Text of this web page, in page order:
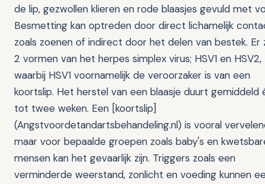
de lip, gezwollen klieren en rode blaasjes gevuld met
Besmetting kan optreden door direct lichamelijk
zoals zoenen of indirect door het delen van bestek. Er
2 vormen van het herpes simplex virus; HSV1 en HSV2,
waarbij HSV1 voornamelijk de veroorzaker is van een
koortslip. Het herstel van een blaasje duurt gemiddeld
tot twee weken. Een [koortslip]
(Angstvoordetandartsbehandeling.nl) is vooral
maar voor bepaalde groepen zoals baby's en
mensen kan het gevaarlijk zijn. Triggers zoals een
verminderde weerstand, zonlicht en voeding kunnen